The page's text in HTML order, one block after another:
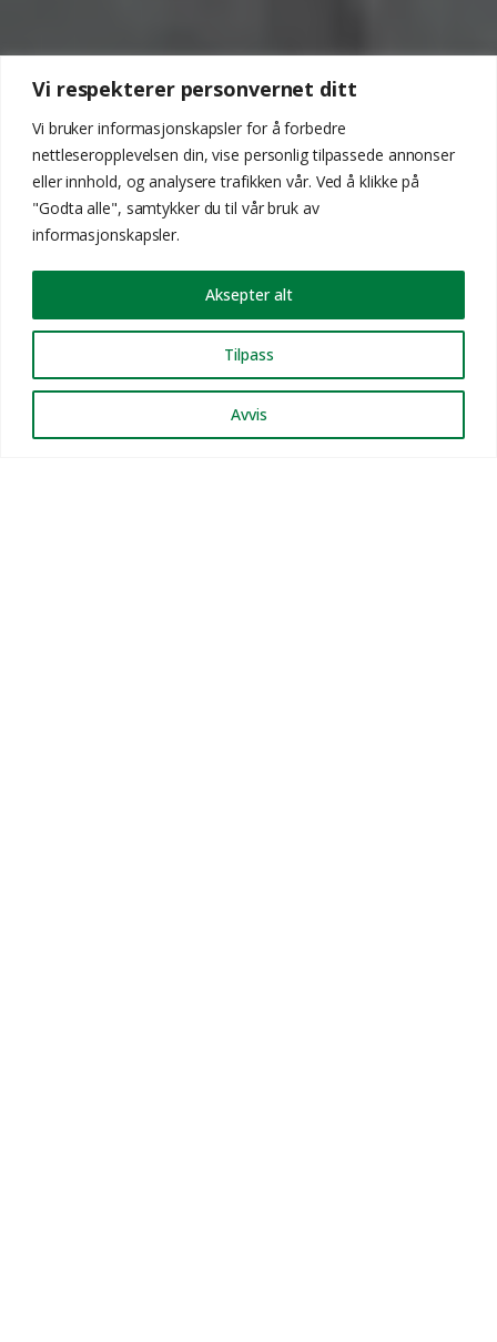
Vi respekterer personvernet ditt
Vi bruker informasjonskapsler for å forbedre
nettleseropplevelsen din, vise personlig tilpassede annonser
eller innhold, og analysere trafikken vår. Ved å klikke på
"Godta alle", samtykker du til vår bruk av
informasjonskapsler.
Tilpass
Avvis
Aksepter alt